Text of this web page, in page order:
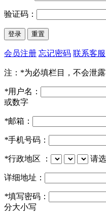
验证码：
会员注册 忘记密码 联系客服
注：*为必填栏目，不会泄
*用户名：
或数字
*邮箱：
*手机号码：
*行政地区 ： 请
详细地址：
*填写密码：
分大小写